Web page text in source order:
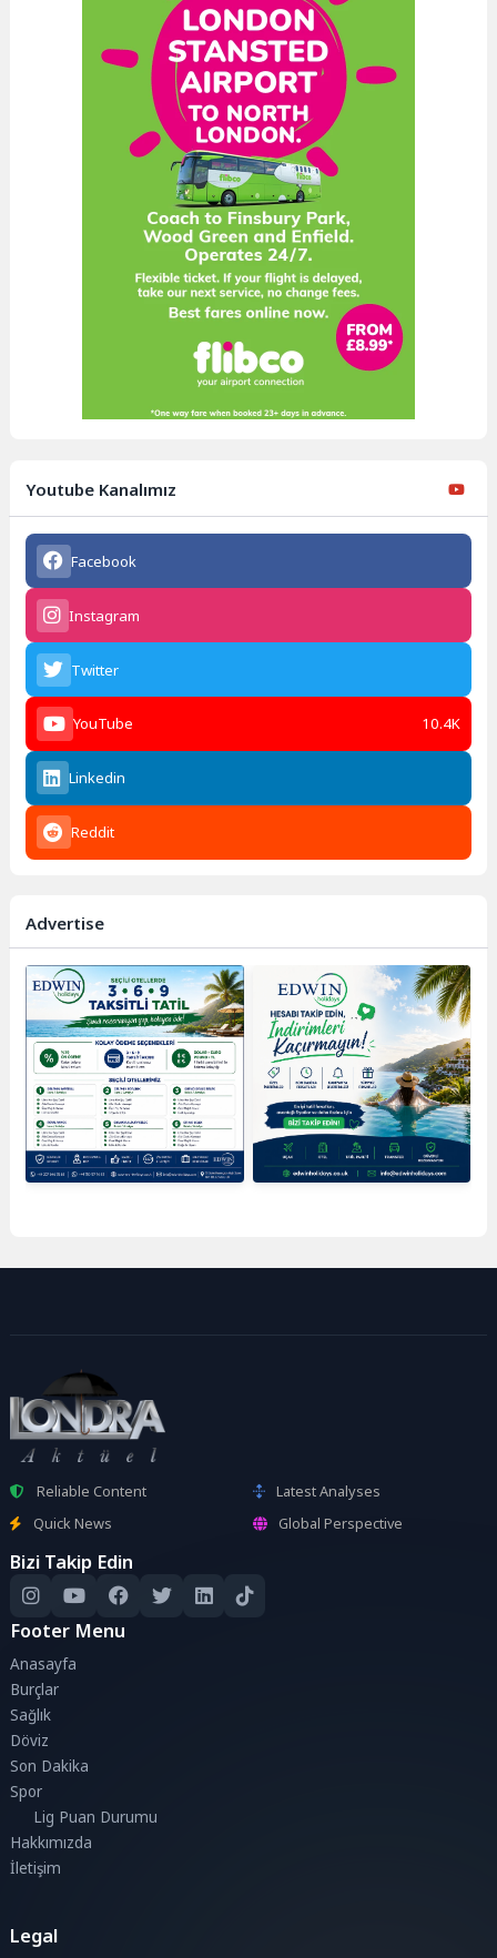
Youtube Kanalımız
Facebook
Instagram
Twitter
YouTube 10.4K
Linkedin
Reddit
Advertise
Reliable Content
Latest Analyses
Quick News
Global Perspective
Bizi Takip Edin
Footer Menu
Anasayfa
Burçlar
Sağlık
Döviz
Son Dakika
Spor
Lig Puan Durumu
Hakkımızda
İletişim
Legal